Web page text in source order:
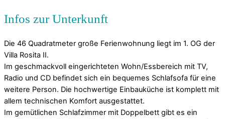
Die 46 Quadratmeter große Ferienwohnung liegt im 1. OG der
Villa Rosita II.
Im geschmackvoll eingerichteten Wohn/Essbereich mit TV,
Radio und CD befindet sich ein bequemes Schlafsofa für eine
weitere Person. Die hochwertige Einbauküche ist komplett mit
allem technischen Komfort ausgestattet.
Im gemütlichen Schlafzimmer mit Doppelbett gibt es ein